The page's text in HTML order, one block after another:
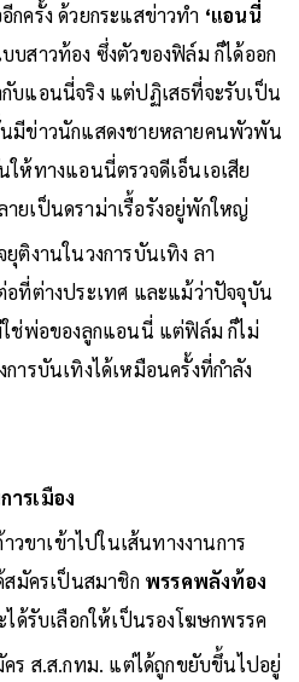
ครั้ง ด้วยกระแสข่าวทำ ‘แอนนี่
บสาวท้อง ซึ่งตัวของฟิล์ม ก็ได้ออก
บแอนนี่จริง แต่ปฏิเสธที่จะรับเป็น
มีข่าวนักแสดงชายหลายคนพัวพัน
ห้ทางแอนนี่ตรวจดีเอ็นเอเสีย
ยเป็นดราม่าเรื้อรังอยู่พักใหญ่
ติงานในวงการบันเทิง ลา
อที่ต่างประเทศ และแม้ว่าปัจจุบัน
ใช่พ่อของลูกแอนนี่ แต่ฟิล์ม ก็ไม่
ารบันเทิงได้เหมือนครั้งที่กำลัง
รเมือง
ขาเข้าไปในเส้นทางงานการ
สมัครเป็นสมาชิก พรรคพลังท้อง
ได้รับเลือกให้เป็นรองโฆษกพรรค
ร ส.ส.กทม. แต่ได้ถูกขยับขึ้นไปอยู่